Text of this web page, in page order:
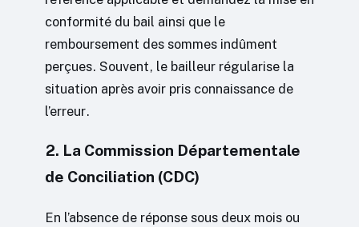
conformité du bail ainsi que le
remboursement des sommes indûment
perçues. Souvent, le bailleur régularise la
situation après avoir pris connaissance de
l’erreur.
2. La Commission Départementale
de Conciliation (CDC)
En l’absence de réponse sous deux mois ou